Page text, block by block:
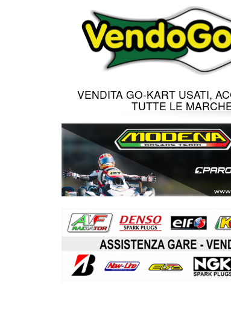
VENDITA GO-KART USATI,
TUTTE LE